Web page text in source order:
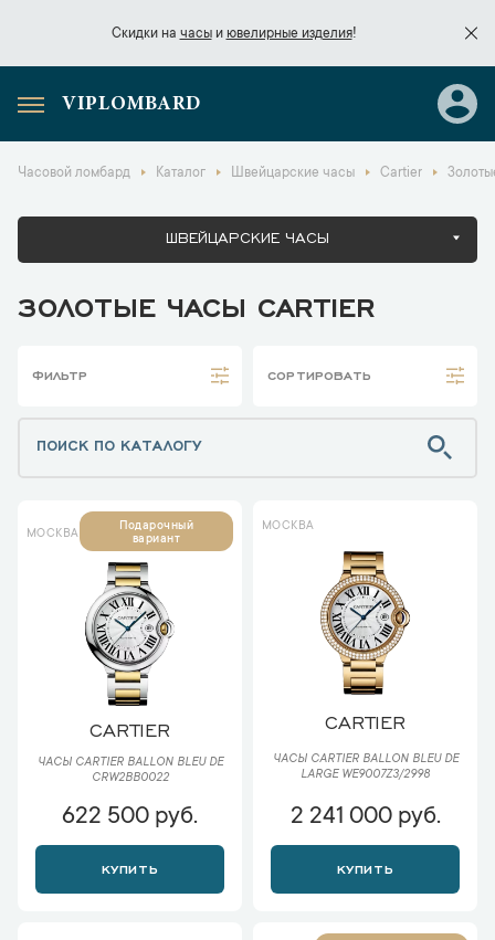
Скидки на часыи ювелирные изделия!
Скидки начасы
VIPLOMBARD
Часовой ломбард Каталог Швейцарские часы Cartier
ШВЕЙЦАРСКИЕ ЧАСЫ
ЗОЛОТЫЕ ЧАСЫ CARTIER
ФИЛЬТР СОРТИРОВАТЬ
МОСКВА
Подарочный
вариант
CARTIER
ЧАСЫ CARTIER BALLON BLEU DE
CRW2BB0022
622 500 руб.
КУПИТЬ
МОСКВА
CARTIER
ЧАСЫ CARTIER BALLON BLEU DE
LARGE WE9007Z3/2998
2 241 000 руб.
КУПИТЬ